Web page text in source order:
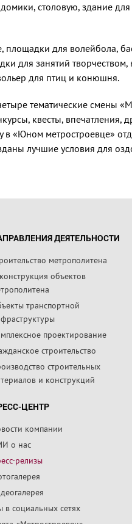
столовую, здание
площадки для волейбола,
для занятий
для птиц и конюшня.
тематические смены
квесты,
«Юном метростроевце»
лучшие условия для
ДЕЯТЕЛЬНОСТИ
метрополитена
объектов
транспортной
проектирование
строительство
строительных
и конструкций
ЦЕНТР
компании
о нас
релизы
в социальных сетях